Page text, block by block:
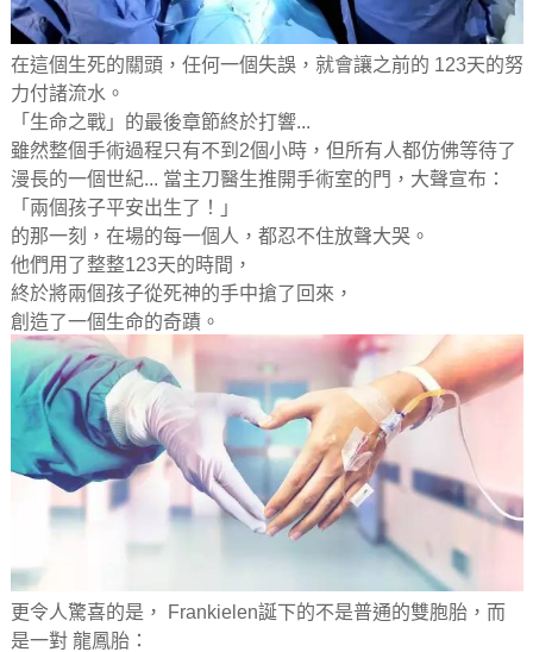
在這個生死的關頭，任何一個失誤，就會讓之前的 123天的努
力付諸流水。
「生命之戰」的最後章節終於打響...
雖然整個手術過程只有不到2個小時，但所有人都仿佛等待了
漫長的一個世紀... 當主刀醫生推開手術室的門，大聲宣布：
「兩個孩子平安出生了！」
的那一刻，在場的每一個人，都忍不住放聲大哭。
他們用了整整123天的時間，
終於將兩個孩子從死神的手中搶了回來，
創造了一個生命的奇蹟。
更令人驚喜的是， Frankielen誕下的不是普通的雙胞胎，而
是一對 龍鳳胎：